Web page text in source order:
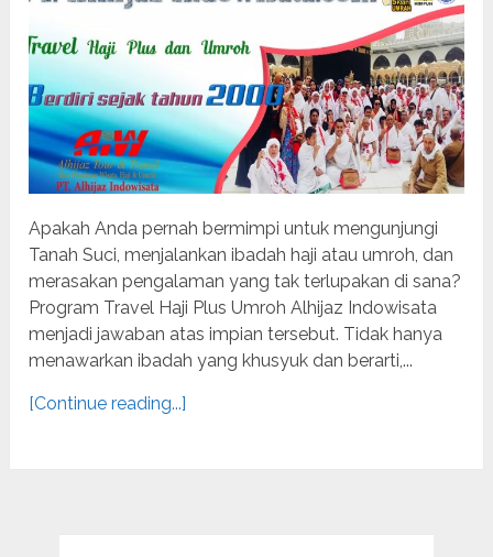
Apakah Anda pernah bermimpi untuk mengunjungi
Tanah Suci, menjalankan ibadah haji atau umroh, dan
merasakan pengalaman yang tak terlupakan di sana?
Program Travel Haji Plus Umroh Alhijaz Indowisata
menjadi jawaban atas impian tersebut. Tidak hanya
menawarkan ibadah yang khusyuk dan berarti,...
[Continue reading...]